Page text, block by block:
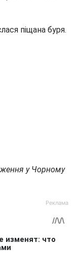
піщана буря.
у Чорному